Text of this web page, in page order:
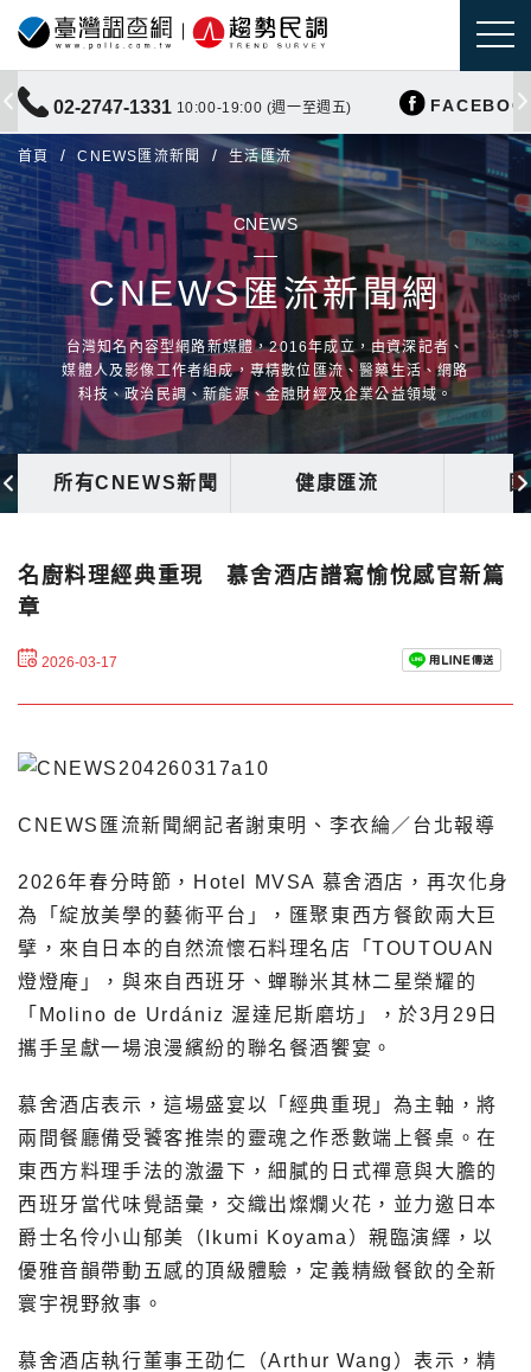
02-2747-1331 10:00-19:00 (週一至週五)
首頁 CNEWS匯流新聞 生活匯流
CNEWS
CNEWS匯流新聞網
台灣知名內容型網路新媒體，2016年成立，由資深記者、
媒體人及影像工作者組成，專精數位匯流、醫藥生活、網路
科技、政治民調、新能源、金融財經及企業公益領域。
所有CNEWS新聞 健康匯流
名廚料理經典重現 慕舍酒店譜寫愉悅感官新篇
章
2026-03-17
CNEWS匯流新聞網記者謝東明、李衣綸／台北報導
2026年春分時節，Hotel MVSA 慕舍酒店，再次化身
為「綻放美學的藝術平台」，匯聚東西方餐飲兩大巨
擘，來自日本的自然流懷石料理名店「TOUTOUAN
燈燈庵」，與來自西班牙、蟬聯米其林二星榮耀的
「Molino de Urdániz 渥達尼斯磨坊」，於3月29日
攜手呈獻一場浪漫繽紛的聯名餐酒饗宴。
慕舍酒店表示，這場盛宴以「經典重現」為主軸，將
兩間餐廳備受饕客推崇的靈魂之作悉數端上餐桌。在
東西方料理手法的激盪下，細膩的日式禪意與大膽的
西班牙當代味覺語彙，交織出燦爛火花，並力邀日本
爵士名伶小山郁美（Ikumi Koyama）親臨演繹，以
優雅音韻帶動五感的頂級體驗，定義精緻餐飲的全新
寰宇視野敘事。
慕舍酒店執行董事王劭仁（Arthur Wang）表示，精